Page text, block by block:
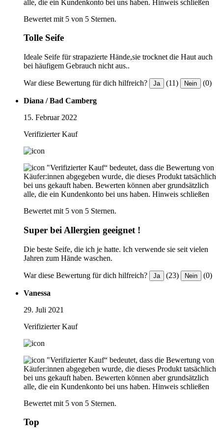
alle, die ein Kundenkonto bei uns haben. Hinweis schließen
Bewertet mit 5 von 5 Sternen.
Tolle Seife
Ideale Seife für strapazierte Hände,sie trocknet die Haut auch
bei häufigem Gebrauch nicht aus..
War diese Bewertung für dich hilfreich? Ja (11) Nein (0)
Diana / Bad Camberg
15. Februar 2022
Verifizierter Kauf
"Verifizierter Kauf“ bedeutet, dass die Bewertung von
Käufer:innen abgegeben wurde, die dieses Produkt tatsächlich
bei uns gekauft haben. Bewerten können aber grundsätzlich
alle, die ein Kundenkonto bei uns haben. Hinweis schließen
Bewertet mit 5 von 5 Sternen.
Super bei Allergien geeignet !
Die beste Seife, die ich je hatte. Ich verwende sie seit vielen
Jahren zum Hände waschen.
War diese Bewertung für dich hilfreich? Ja (23) Nein (0)
Vanessa
29. Juli 2021
Verifizierter Kauf
"Verifizierter Kauf“ bedeutet, dass die Bewertung von
Käufer:innen abgegeben wurde, die dieses Produkt tatsächlich
bei uns gekauft haben. Bewerten können aber grundsätzlich
alle, die ein Kundenkonto bei uns haben. Hinweis schließen
Bewertet mit 5 von 5 Sternen.
Top